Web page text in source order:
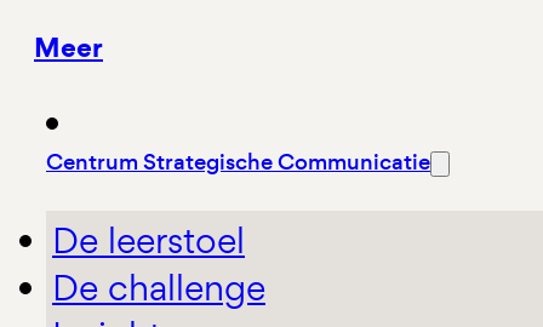
Meer
Centrum Strategische Communicatie
De leerstoel
De challenge